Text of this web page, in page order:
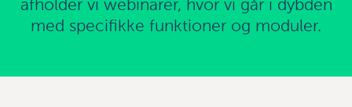
afholder vi webinarer, hvor vi går i dybden
med specifikke funktioner og moduler.